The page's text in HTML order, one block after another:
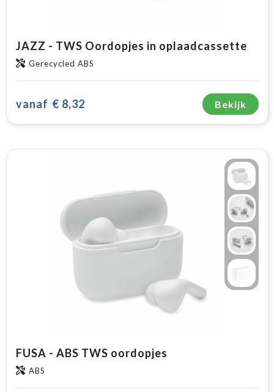
JAZZ - TWS Oordopjes in oplaadcassette
Gerecycled ABS
vanaf € 8,32 Bekijk
FUSA - ABS TWS oordopjes
ABS